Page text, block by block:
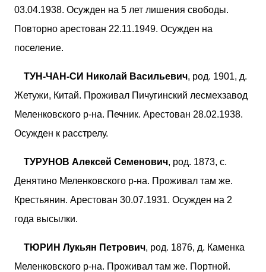
03.04.1938. Осужден на 5 лет лишения свободы.
Повторно арестован 22.11.1949. Осужден на
поселение.
ТУН-ЧАН-СИ Николай Васильевич, род. 1901, д.
Жетужи, Китай. Проживал Пичугинский лесмехзавод
Меленковского р-на. Печник. Арестован 28.02.1938.
Осужден к расстрелу.
ТУРУНОВ Алексей Семенович, род. 1873, с.
Денятино Меленковского р-на. Проживал там же.
Крестьянин. Арестован 30.07.1931. Осужден на 2
года высылки.
ТЮРИН Лукьян Петрович, род. 1876, д. Каменка
Меленковского р-на. Проживал там же. Портной.